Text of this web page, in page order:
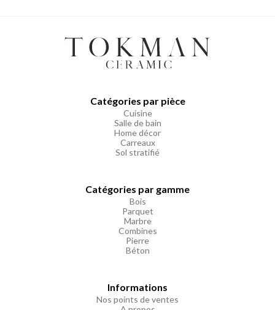
Catégories par pièce
Cuisine
Salle de bain
Home décor
Carreaux
Sol stratifié
Catégories par gamme
Bois
Parquet
Marbre
Combines
Pierre
Béton
Informations
Nos points de ventes